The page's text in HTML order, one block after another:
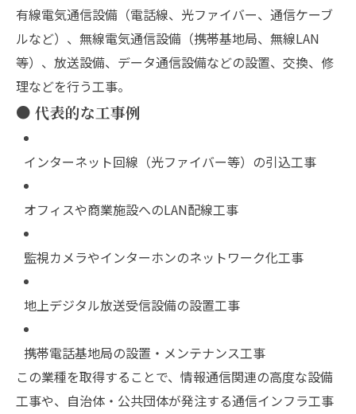
有線電気通信設備（電話線、光ファイバー、通信ケーブ
ルなど）、無線電気通信設備（携帯基地局、無線LAN
等）、放送設備、データ通信設備などの設置、交換、修
理などを行う工事。
● 代表的な工事例
インターネット回線（光ファイバー等）の引込工事
オフィスや商業施設へのLAN配線工事
監視カメラやインターホンのネットワーク化工事
地上デジタル放送受信設備の設置工事
携帯電話基地局の設置・メンテナンス工事
この業種を取得することで、情報通信関連の高度な設備
工事や、自治体・公共団体が発注する通信インフラ工事